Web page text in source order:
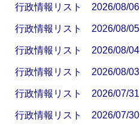
行政情報リスト 2026/08/06
行政情報リスト 2026/08/05
行政情報リスト 2026/08/04
行政情報リスト 2026/08/03
行政情報リスト 2026/07/31
行政情報リスト 2026/07/30